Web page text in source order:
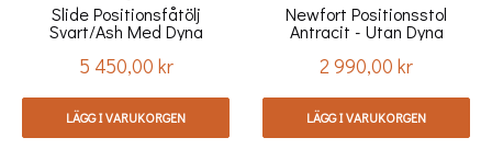
Slide Positionsfåtölj
Svart/ash Med Dyna
Pris
5 450,00 kr
LÄGG I VARUKORGEN
Newfort Positionsstol
Antracit - Utan Dyna
Pris
2 990,00 kr
LÄGG I VARUKORGEN